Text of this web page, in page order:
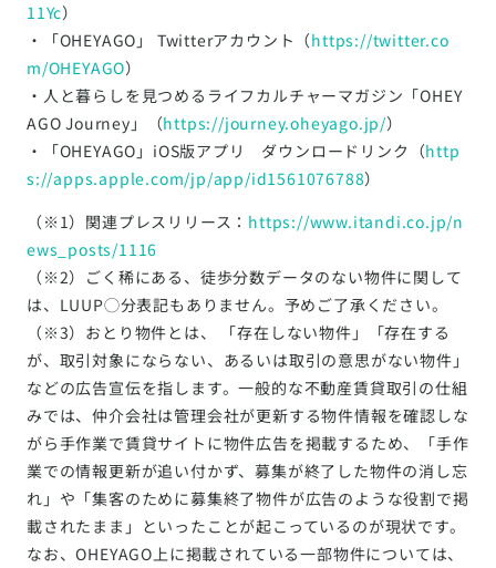
11Yc）
・「OHEYAGO」 Twitterアカウント（https://twitter.co
m/OHEYAGO）
・人と暮らしを見つめるライフカルチャーマガジン「OHEY
AGO Journey」（https://journey.oheyago.jp/）
・「OHEYAGO」iOS版アプリ ダウンロードリンク（http
s://apps.apple.com/jp/app/id1561076788）
（※1）関連プレスリリース： https://www.itandi.co.jp/n
ews_posts/1116
（※2）ごく稀にある、徒歩分数データのない物件に関して
は、LUUP◯分表記もありません。予めご了承ください。
（※3）おとり物件とは、 「存在しない物件」「存在する
が、取引対象にならない、あるいは取引の意思がない物件」
などの広告宣伝を指します。一般的な不動産賃貸取引の仕組
みでは、仲介会社は管理会社が更新する物件情報を確認しな
がら手作業で賃貸サイトに物件広告を掲載するため、「手作
業での情報更新が追い付かず、募集が終了した物件の消し忘
れ」や「集客のために募集終了物件が広告のような役割で掲
載されたまま」といったことが起こっているのが現状です。
なお、OHEYAGO上に掲載されている一部物件については、